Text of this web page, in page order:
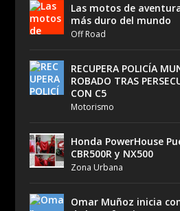
Las motos de
más duro del mundo
Off Road
RECUPERA POLICÍA
ROBADO TRAS
CON C5
Motorismo
Honda PowerHouse
CBR500R y NX500
Zona Urbana
Omar Muñoz inicia